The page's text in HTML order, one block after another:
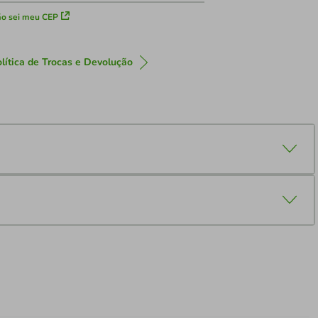
sei meu CEP
de Trocas e Devolução